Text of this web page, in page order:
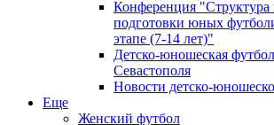
Конференция "Структура
подготовки юных
этапе (7-14 лет)"
Детско-юношеская
Севастополя
Новости детско-
Еще
Женский футбол